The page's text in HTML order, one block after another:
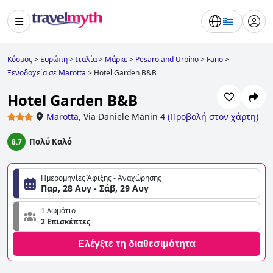
Κόσμος> Ευρώπη>Ιταλία> Μάρκε> Pesaro and Urbino> Fano>
Ξενοδοχεία σε Marotta > Hotel Garden B&B
Hotel Garden B&B
Marotta, Via Daniele Manin 4 (Προβολή στον χάρτη)
8.7 Πολύ Καλό
Ημερομηνίες Άφιξης - Αναχώρησης
Παρ, 28 Αυγ - Σάβ, 29 Αυγ
1 Δωμάτιο
2 Επισκέπτες
Ελέγξτε τη διαθεσιμότητα